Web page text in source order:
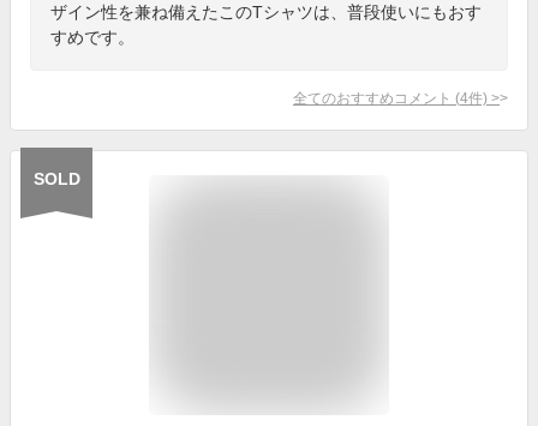
ザイン性を兼ね備えたこのTシャツは、普段使いにもおす
すめです。
全てのおすすめコメント (4件) >
SOLD